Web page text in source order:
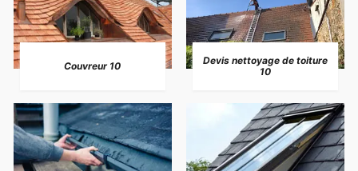
Couvreur 10
Devis nettoyage de toiture
10